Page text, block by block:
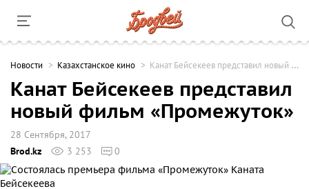
Новости Казахстанское кино Канат Бейсекеев представил новый фильм «Промежуток»
Канат Бейсекеев представил
новый фильм «Промежуток»
28 Сентября, 2017
Brod.kz
3 253 0